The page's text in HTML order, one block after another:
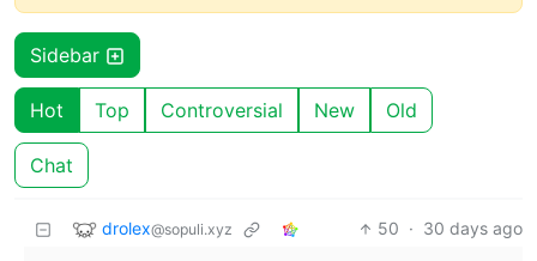
Sidebar
Hot Top Controversial New Old
Chat
drolex@sopuli.xyz 50 · 30 days ago